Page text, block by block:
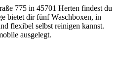
775 in 45701 Herten findest du
bietet dir fünf Waschboxen, in
flexibel selbst reinigen kannst.
ausgelegt.